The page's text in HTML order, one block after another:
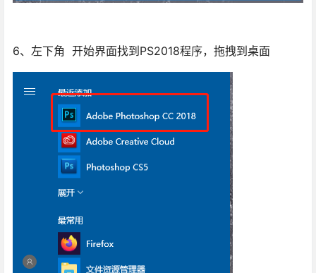
6、左下角 开始界面找到PS2018程序，拖拽到桌面